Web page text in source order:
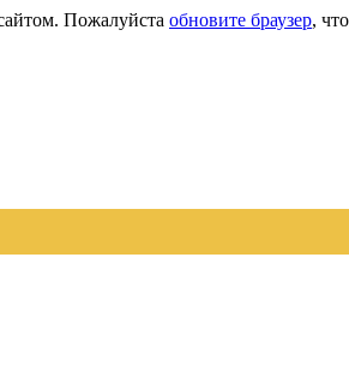
Пожалуйста обновите браузер,